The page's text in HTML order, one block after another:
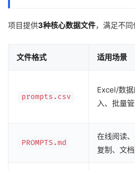
项目提供3种核心数据文件，满足不同
文件格式 适用场景
prompts.csv
Excel/数
入、批量
PROMPTS.md
在线阅读
复制、文